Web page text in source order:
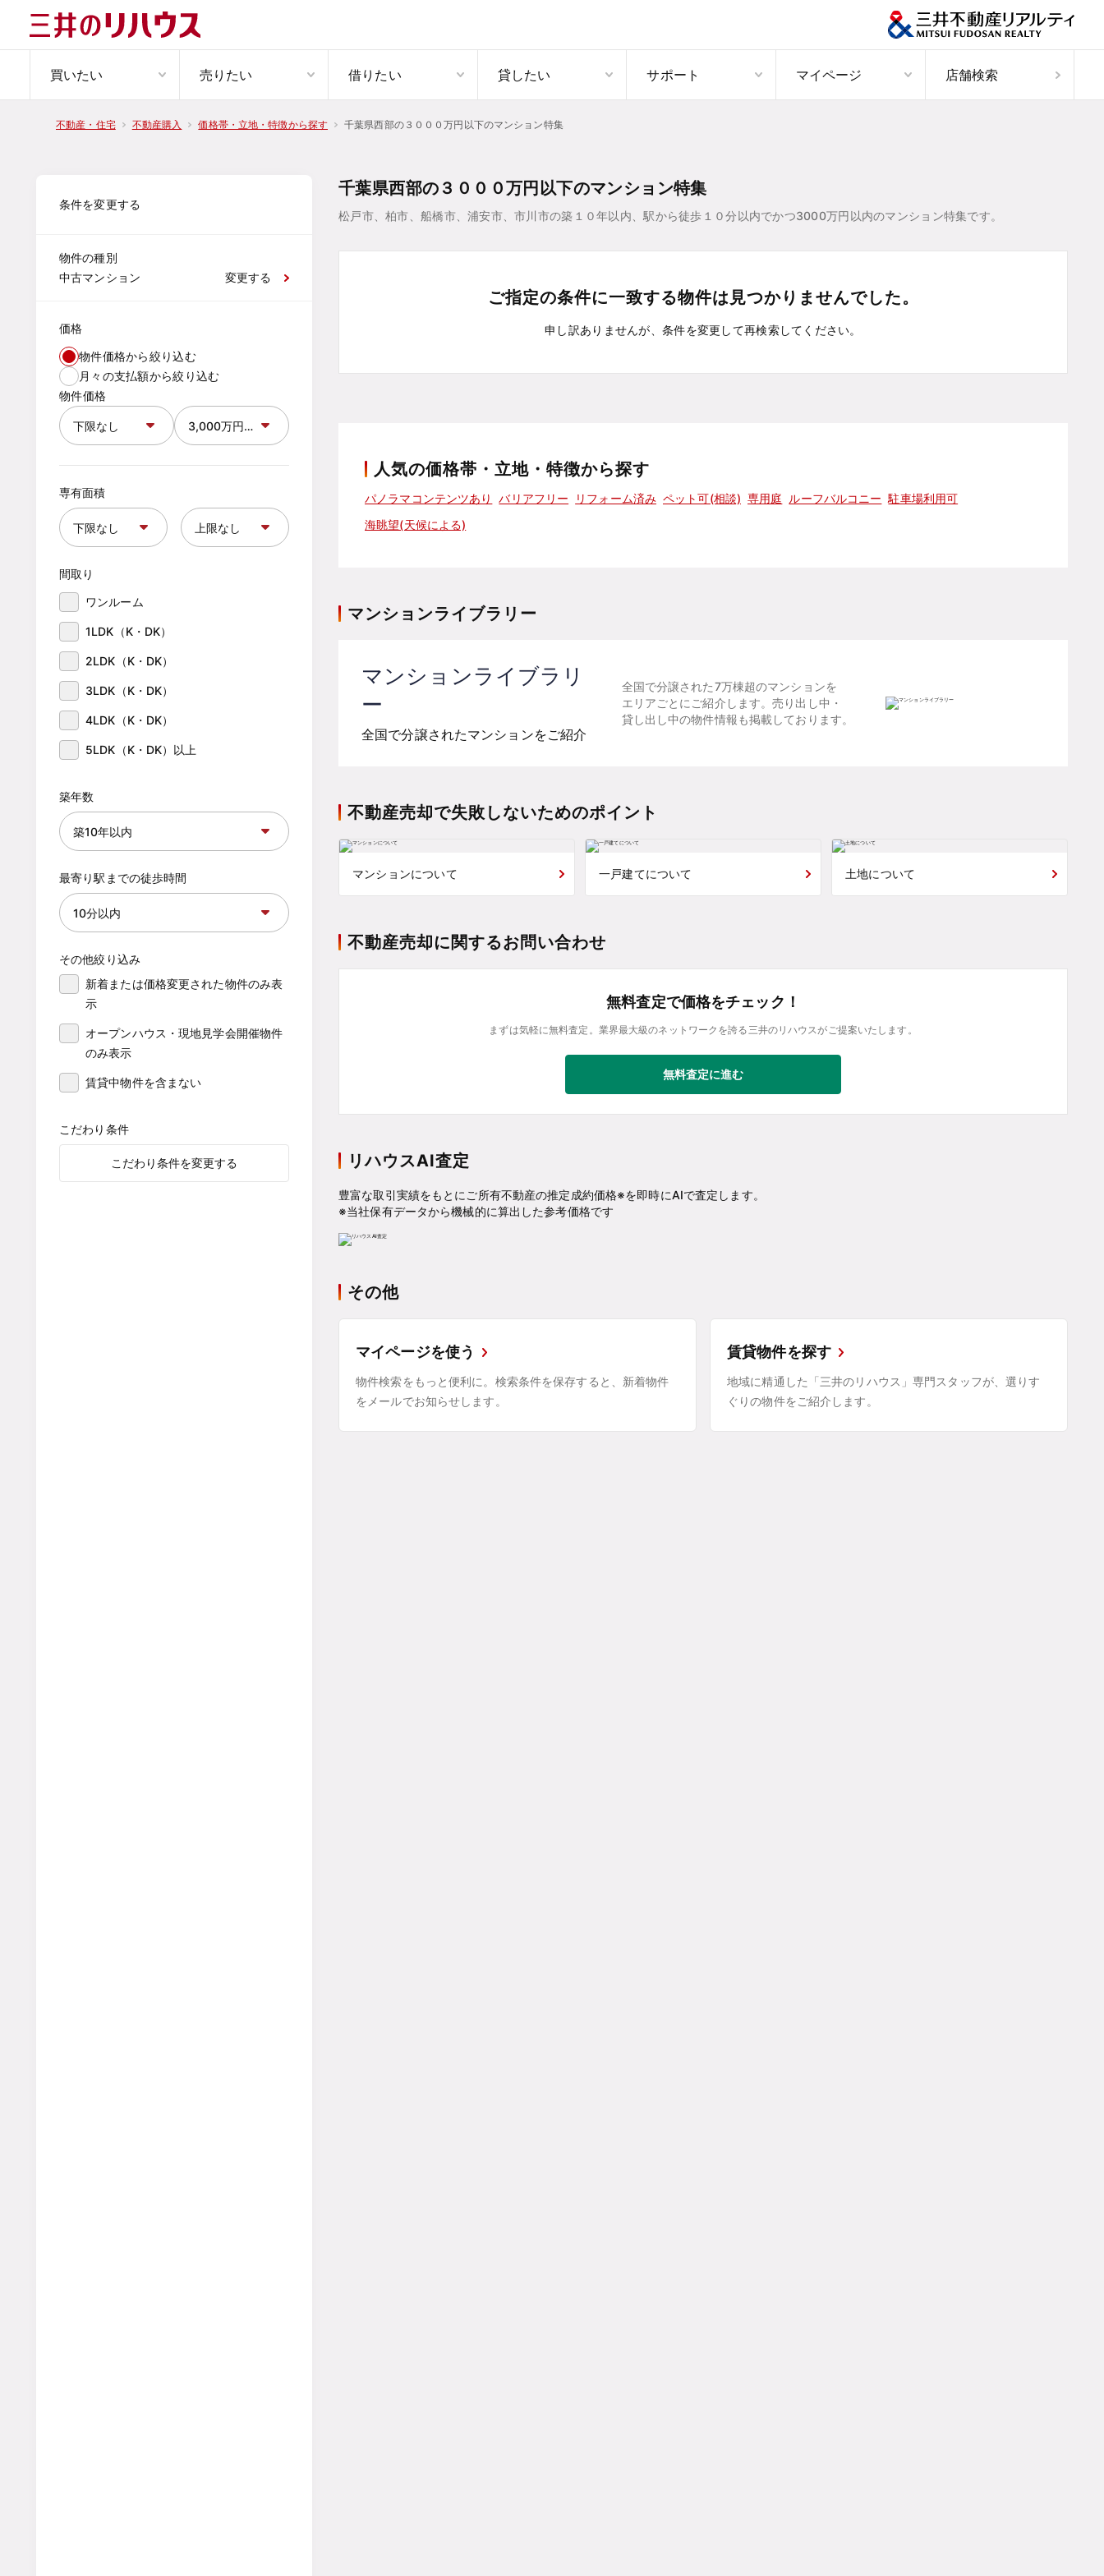
買いたい 売りたい 借りたい 貸したい サポート マイページ 店舗検索
不動産・住宅 不動産購入 価格帯・立地・特徴から探す 千葉県西部の３０００万円以下のマンション特集
条件を変更する
物件の種別
中古マンション
変更する
価格
物件価格から絞り込む
月々の支払額から絞り込む
物件価格
専有面積
間取り
ワンルーム
1LDK（K・DK）
2LDK（K・DK）
3LDK（K・DK）
4LDK（K・DK）
5LDK（K・DK）以上
築年数
最寄り駅までの徒歩時間
その他絞り込み
新着または価格変更された物件のみ表
示
オープンハウス・現地見学会開催物件
のみ表示
賃貸中物件を含まない
こだわり条件
こだわり条件を変更する
千葉県西部の３０００万円以下のマンション特集
松戸市、柏市、船橋市、浦安市、市川市の築１０年以内、駅から徒歩１０分以内でかつ3000万円以内のマンション特集です。
ご指定の条件に一致する物件は見つかりませんでした。
申し訳ありませんが、条件を変更して再検索してください。
人気の価格帯・立地・特徴から探す
パノラマコンテンツあり バリアフリー リフォーム済み ペット可(相談) 専用庭 ルーフバルコニー 駐車場利用可
海眺望(天候による)
マンションライブラリー
マンションライブラリ
ー
全国で分譲されたマンションをご紹介
全国で分譲された7万棟超のマンションを
エリアごとにご紹介します。売り出し中・
貸し出し中の物件情報も掲載しております。
不動産売却で失敗しないためのポイント
マンションについて 一戸建てについて 土地について
不動産売却に関するお問い合わせ
無料査定で価格をチェック！
まずは気軽に無料査定。業界最大級のネットワークを誇る三井のリハウスがご提案いたします。
無料査定に進む
リハウスAI査定
豊富な取引実績をもとにご所有不動産の推定成約価格※を即時にAIで査定します。
※当社保有データから機械的に算出した参考価格です
その他
マイページを使う
物件検索をもっと便利に。検索条件を保存すると、新着物件
をメールでお知らせします。
賃貸物件を探す
地域に精通した「三井のリハウス」専門スタッフが、選りす
ぐりの物件をご紹介します。